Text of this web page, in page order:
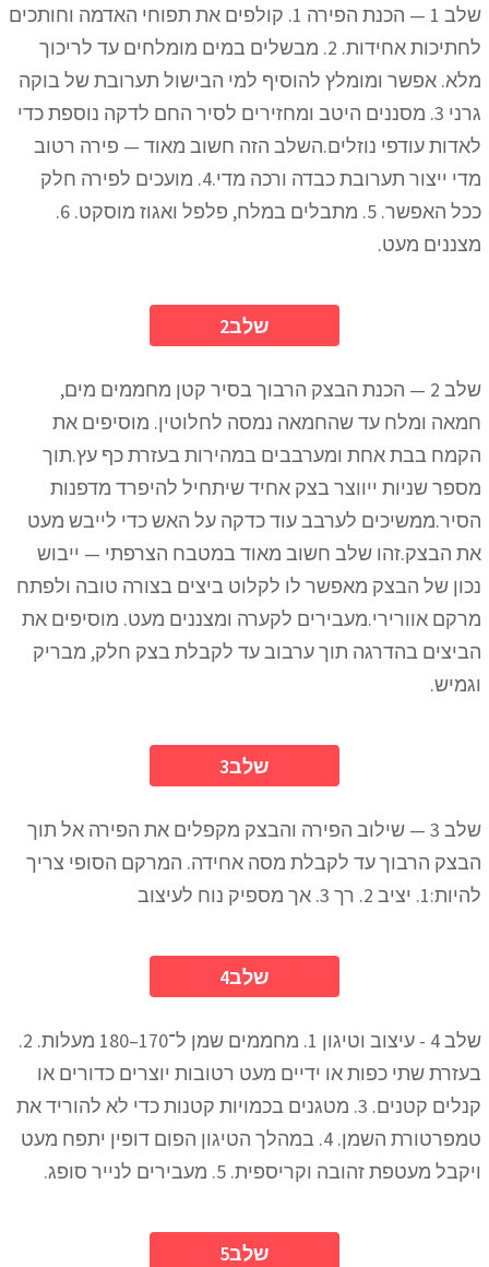
שלב 1 — הכנת הפירה 1. קולפים את תפוחי האדמה וחותכים
לחתיכות אחידות. 2. מבשלים במים מומלחים עד לריכוך
מלא. אפשר ומומלץ להוסיף למי הבישול תערובת של בוקה
גרני 3. מסננים היטב ומחזירים לסיר החם לדקה נוספת כדי
לאדות עודפי נוזלים.השלב הזה חשוב מאוד — פירה רטוב
מדי ייצור תערובת כבדה ורכה מדי.4. מועכים לפירה חלק
ככל האפשר. 5. מתבלים במלח, פלפל ואגוז מוסקט. 6.
מצננים מעט.
2שלב
שלב 2 — הכנת הבצק הרבוך בסיר קטן מחממים מים,
חמאה ומלח עד שהחמאה נמסה לחלוטין. מוסיפים את
הקמח בבת אחת ומערבבים במהירות בעזרת כף עץ.תוך
מספר שניות ייווצר בצק אחיד שיתחיל להיפרד מדפנות
הסיר.ממשיכים לערבב עוד כדקה על האש כדי לייבש מעט
את הבצק.זהו שלב חשוב מאוד במטבח הצרפתי — ייבוש
נכון של הבצק מאפשר לו לקלוט ביצים בצורה טובה ולפתח
מרקם אוורירי.מעבירים לקערה ומצננים מעט. מוסיפים את
הביצים בהדרגה תוך ערבוב עד לקבלת בצק חלק, מבריק
וגמיש.
3שלב
שלב 3 — שילוב הפירה והבצק מקפלים את הפירה אל תוך
הבצק הרבוך עד לקבלת מסה אחידה. המרקם הסופי צריך
להיות:1. יציב 2. רך 3. אך מספיק נוח לעיצוב
4שלב
שלב 4 - עיצוב וטיגון 1. מחממים שמן ל־170–180 מעלות. 2.
בעזרת שתי כפות או ידיים מעט רטובות יוצרים כדורים או
קנלים קטנים. 3. מטגנים בכמויות קטנות כדי לא להוריד את
טמפרטורת השמן. 4. במהלך הטיגון הפום דופין יתפח מעט
ויקבל מעטפת זהובה וקריספית. 5. מעבירים לנייר סופג.
5שלב